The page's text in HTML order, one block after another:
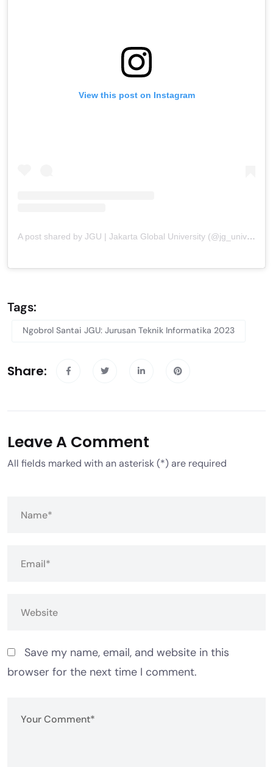
View this post on Instagram
A post shared by JGU | Jakarta Global University (@jg_university)
Tags:
Ngobrol Santai JGU: Jurusan Teknik Informatika 2023
Share:
Leave A Comment
All fields marked with an asterisk (*) are required
Save my name, email, and website in this
browser for the next time I comment.